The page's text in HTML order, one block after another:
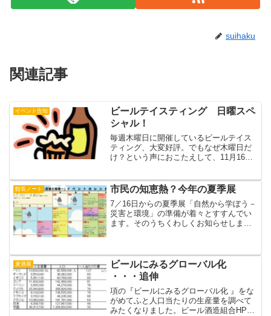
suihaku
関連記事
イベント告知
ビールテイスティング 日曜スペ
シャル！
毎週木曜日に開催しているビールテイス
ティング、大変好評。でもなぜ木曜日だ
け？という声におこたえして、11月16日
（日）テイスティング 午前11時～午後2
時場所：すいはく...
館長ノート 市民の知恵熱？今年の夏季展
7／16日からの夏季展「自然から学ぼう－
災害と環境」の準備が着々とすすんでい
ます。そのうちくわしくお知らせします
実験(宿題はお任せ！...
麦酒展
ビールにみるグローバル化
・・・追伸
項の『ビールにみるグローバル化 』をな
がめてふと人口当たりの生産量を調べて
みたくなりました。ビール酒造組合HPの